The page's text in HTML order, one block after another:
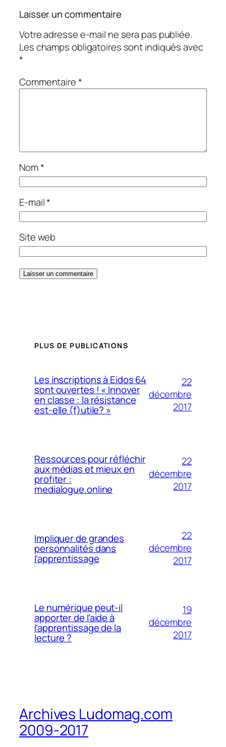
Laisser un commentaire
Votre adresse e-mail ne sera pas publiée.
Les champs obligatoires sont indiqués avec
*
Commentaire*
Nom*
E-mail*
Site web
PLUS DE PUBLICATIONS
Les inscriptions à Eidos 64
sont ouvertes ! « Innover
en classe : la résistance
est-elle (f)utile? »
22
décembre
2017
Ressources pour réfléchir
aux médias et mieux en
profiter :
medialogue.online
22
décembre
2017
Impliquer de grandes
personnalités dans
l’apprentissage
22
décembre
2017
Le numérique peut-il
apporter de l’aide à
l’apprentissage de la
lecture ?
19
décembre
2017
Archives Ludomag.com
2009-2017